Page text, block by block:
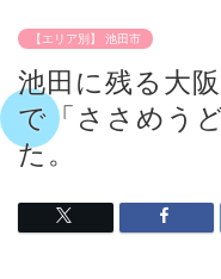
【エリア別】 池田市
池田に残る大
で「ささめう
た。